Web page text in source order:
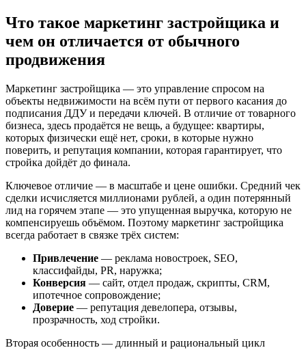
Что такое маркетинг застройщика и
чем он отличается от обычного
продвижения
Маркетинг застройщика — это управление спросом на
объекты недвижимости на всём пути от первого касания до
подписания ДДУ и передачи ключей. В отличие от товарного
бизнеса, здесь продаётся не вещь, а будущее: квартиры,
которых физически ещё нет, сроки, в которые нужно
поверить, и репутация компании, которая гарантирует, что
стройка дойдёт до финала.
Ключевое отличие — в масштабе и цене ошибки. Средний чек
сделки исчисляется миллионами рублей, а один потерянный
лид на горячем этапе — это упущенная выручка, которую не
компенсируешь объёмом. Поэтому маркетинг застройщика
всегда работает в связке трёх систем:
Привлечение — реклама новостроек, SEO,
классифайды, PR, наружка;
Конверсия — сайт, отдел продаж, скрипты, CRM,
ипотечное сопровождение;
Доверие — репутация девелопера, отзывы,
прозрачность, ход стройки.
Вторая особенность — длинный и рациональный цикл